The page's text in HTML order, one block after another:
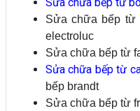
Sửa chữa bếp từ
electroluc
Sửa chữa bếp từ
Sửa chữa bếp từ
bếp brandt
Sửa chữa bếp từ